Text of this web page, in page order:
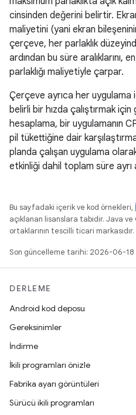
cinsinden değerini belirtir.
maliyetini (yani ekran
çerçeve, her parlaklık
ardından bu süre aralıklarını,
parlaklığı maliyetiyle çarpar.
Çerçeve ayrıca her uygulama
belirli bir hızda çalıştırmak
hesaplama, bir uygulamanın
pil tükettiğine dair
planda çalışan uygulama
etkinliği dahil toplam süre ayrı
Bu sayfadaki içerik ve kod örnekleri,
açıklanan lisanslara tabidir. Java
ortaklarının tescilli ticari markasıdır.
Son güncelleme tarihi: 2026-06-18
DERLEME
Android kod deposu
Gereksinimler
İndirme
İkili programları önizle
Fabrika ayarı görüntüleri
Sürücü ikili programları